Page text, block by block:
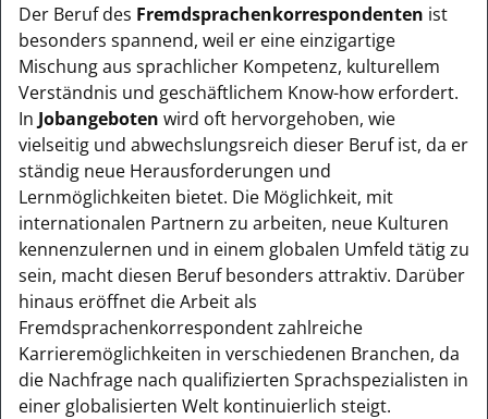
Der Beruf des Fremdsprachenkorrespondenten ist
besonders spannend, weil er eine einzigartige
Mischung aus sprachlicher Kompetenz, kulturellem
Verständnis und geschäftlichem Know-how erfordert.
In Jobangeboten wird oft hervorgehoben, wie
vielseitig und abwechslungsreich dieser Beruf ist, da er
ständig neue Herausforderungen und
Lernmöglichkeiten bietet. Die Möglichkeit, mit
internationalen Partnern zu arbeiten, neue Kulturen
kennenzulernen und in einem globalen Umfeld tätig zu
sein, macht diesen Beruf besonders attraktiv. Darüber
hinaus eröffnet die Arbeit als
Fremdsprachenkorrespondent zahlreiche
Karrieremöglichkeiten in verschiedenen Branchen, da
die Nachfrage nach qualifizierten Sprachspezialisten in
einer globalisierten Welt kontinuierlich steigt.